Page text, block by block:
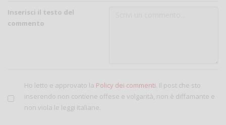
Inserisci il testo del
commento
Ho letto e approvato la Policy dei commenti. Il post che sto
inserendo non contiene offese e volgarità, non è diffamante e
non viola le leggi italiane.